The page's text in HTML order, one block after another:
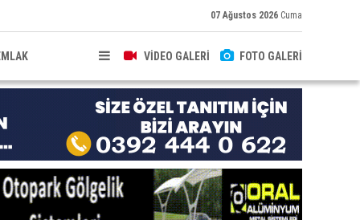
07 Ağustos 2026 Cuma
VİDEO GALERİ FOTO GALERİ